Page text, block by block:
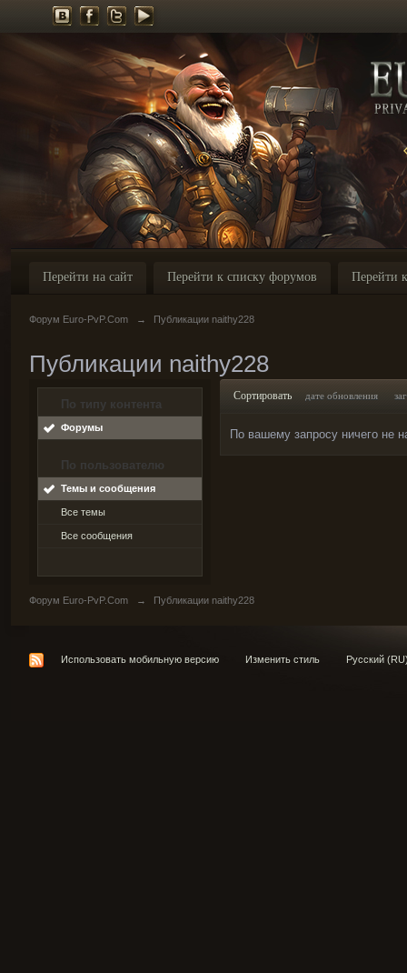
Перейти на сайт Перейти к списку форумов Перейти
Форум Euro-PvP.Com → Публикации naithy228
Публикации naithy228
По типу контента
Форумы
По пользователю
Темы и сообщения
Все темы
Все сообщения
Сортировать дате обновления
По вашему запросу ничего не
Форум Euro-PvP.Com → Публикации naithy228
Использовать мобильную версию Изменить стиль Русский